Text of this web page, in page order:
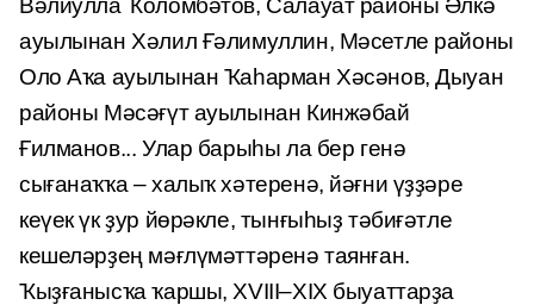
Вәлиулла Ҡоломбәтов, Салауат районы Әлкә
ауылынан Хәлил Ғәлимуллин, Мәсетле районы
Оло Аҡа ауылынан Ҡаһарман Хәсәнов, Дыуан
районы Мәсәғүт ауылынан Кинжәбай
Ғилманов... Улар барыһы ла бер генә
сығанаҡҡа – халыҡ хәте­ренә, йәғни үҙҙәре
кеүек үк ҙур йөрәкле, тынғыһыҙ тәбиғәтле
кешеләрҙең мәғлүмәттәренә таянған.
Ҡыҙғанысҡа ҡаршы, XVIII–XIX быуаттарҙа